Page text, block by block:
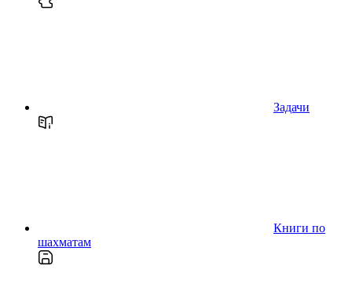
Задачи
Книги по
шахматам